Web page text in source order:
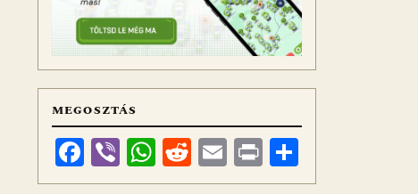
MEGOSZTÁS
Facebook
ViberWhatsApp
Reddit
Email
Print
meg